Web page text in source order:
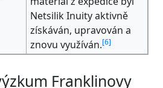
Netsilik Inuity aktivně
získáván, upravován a
znovu využíván.[6]
Franklinovy